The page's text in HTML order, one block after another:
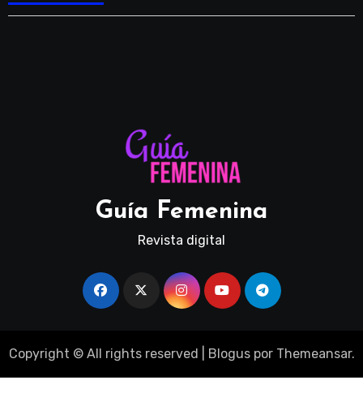
Guía Femenina
Revista digital
Copyright © All rights reserved Bloguspor Themeansar.